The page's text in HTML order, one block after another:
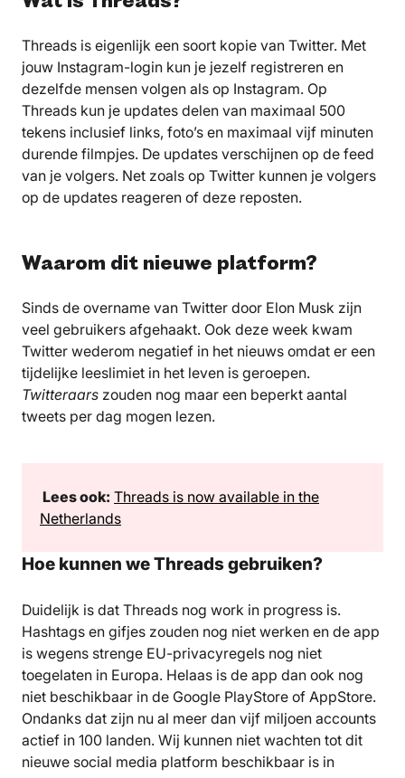
Threads is eigenlijk een soort kopie van Twitter. Met
jouw Instagram-login kun je jezelf registreren en
dezelfde mensen volgen als op Instagram. Op
Threads kun je updates delen van maximaal 500
tekens inclusief links, foto’s en maximaal vijf minuten
durende filmpjes. De updates verschijnen op de feed
van je volgers. Net zoals op Twitter kunnen je volgers
op de updates reageren of deze reposten.
Waarom dit nieuwe platform?
Sinds de overname van Twitter door Elon Musk zijn
veel gebruikers afgehaakt. Ook deze week kwam
Twitter wederom negatief in het nieuws omdat er een
tijdelijke leeslimiet in het leven is geroepen.
Twitteraars zouden nog maar een beperkt aantal
tweets per dag mogen lezen.
️ Lees ook: Threads is now available in the
Netherlands
Hoe kunnen we Threads gebruiken?
Duidelijk is dat Threads nog work in progress is.
Hashtags en gifjes zouden nog niet werken en de app
is wegens strenge EU-privacyregels nog niet
toegelaten in Europa. Helaas is de app dan ook nog
niet beschikbaar in de Google PlayStore of AppStore.
Ondanks dat zijn nu al meer dan vijf miljoen accounts
actief in 100 landen. Wij kunnen niet wachten tot dit
nieuwe social media platform beschikbaar is in